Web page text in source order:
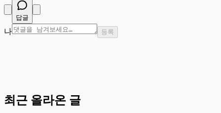
답글
나 등록
최근 올라온 글